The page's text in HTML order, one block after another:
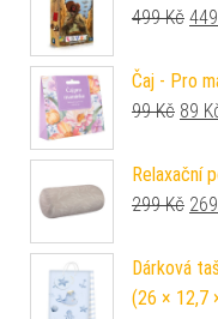
499Kč 449
Čaj - Pro
99Kč 89
Relaxační
299Kč 269
Dárková
(26 × 12,7